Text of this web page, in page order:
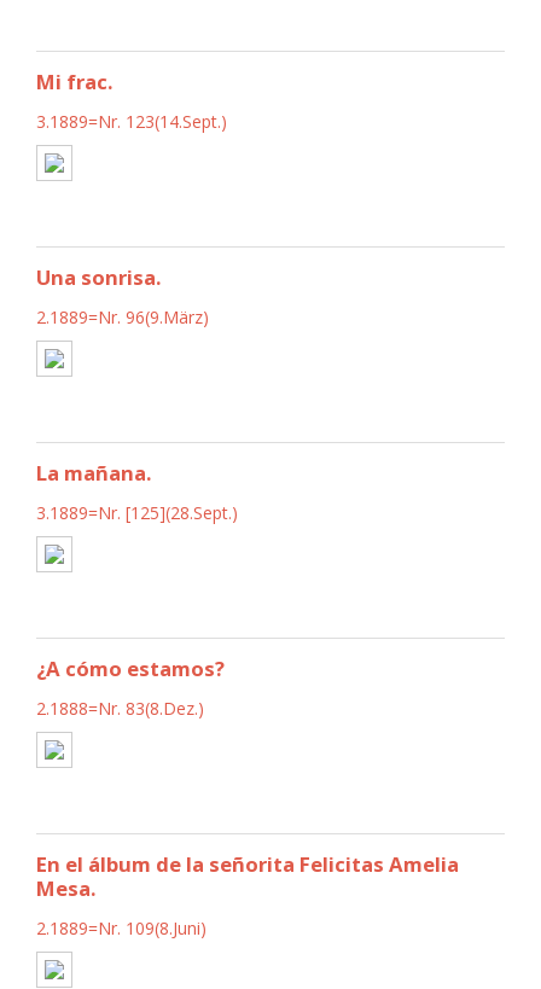
Mi frac.
3.1889=Nr. 123(14.Sept.)
Una sonrisa.
2.1889=Nr. 96(9.März)
La mañana.
3.1889=Nr. [125](28.Sept.)
¿A cómo estamos?
2.1888=Nr. 83(8.Dez.)
En el álbum de la señorita Felicitas Amelia
Mesa.
2.1889=Nr. 109(8.Juni)